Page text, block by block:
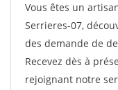
Vous êtes un
Serrieres-07,
des demande de
Recevez dès à
rejoignant notre